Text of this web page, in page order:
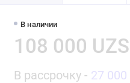
В наличии
108 000 UZS
В рассрочку - 27 000